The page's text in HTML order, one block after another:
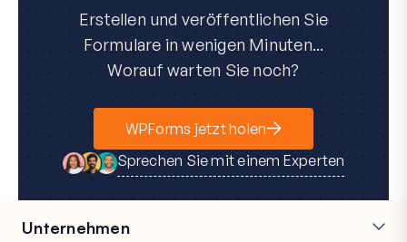
Erstellen und veröffentlichen Sie
Formulare in wenigen Minuten...
Worauf warten Sie noch?
WPForms jetzt holen
Sprechen Sie mit einem Experten
Unternehmen